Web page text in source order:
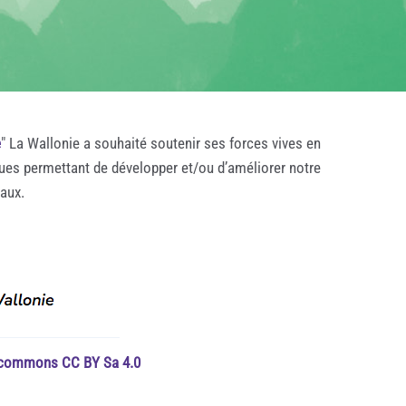
" La Wallonie a souhaité soutenir ses forces vives en
permettant de développer et/ou d’améliorer notre
CC BY Sa 4.0